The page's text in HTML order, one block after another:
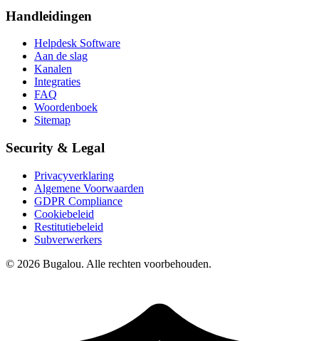
Handleidingen
Helpdesk Software
Aan de slag
Kanalen
Integraties
FAQ
Woordenboek
Sitemap
Security & Legal
Privacyverklaring
Algemene Voorwaarden
GDPR Compliance
Cookiebeleid
Restitutiebeleid
Subverwerkers
© 2026 Bugalou. Alle rechten voorbehouden.